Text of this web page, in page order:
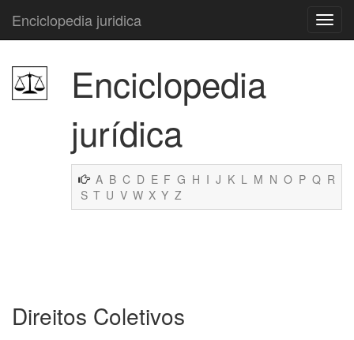
Enciclopedia juridica
Enciclopedia
jurídica
A B C D E F G H I J K L M N O P Q R
S T U V W X Y Z
Direitos Coletivos